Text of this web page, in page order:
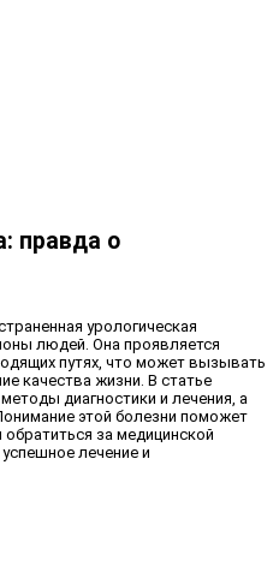
правда о
урологическая
людей. Она проявляется
путях, что может вызывать
качества жизни. В статье
диагностики и лечения, а
этой болезни поможет
за медицинской
лечение и